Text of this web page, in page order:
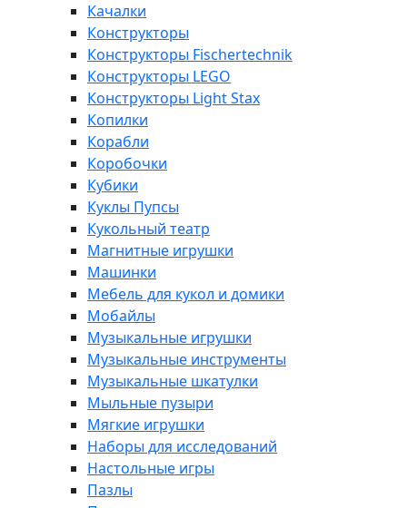
Качалки
Конструкторы
Конструкторы Fisсhertechnik
Конструкторы LEGO
Конструкторы Light Stax
Копилки
Корабли
Коробочки
Кубики
Куклы Пупсы
Кукольный театр
Магнитные игрушки
Машинки
Мебель для кукол и домики
Мобайлы
Музыкальные игрушки
Музыкальные инструменты
Музыкальные шкатулки
Мыльные пузыри
Мягкие игрушки
Наборы для исследований
Настольные игры
Пазлы